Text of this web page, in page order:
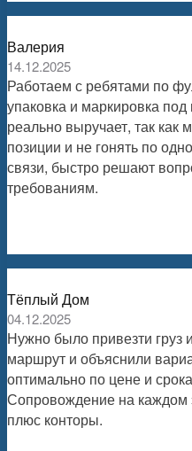
Валерия
14.12.2025
Работаем с ребятами по
упаковка и маркировка
реально выручает, так как
позиции и не гонять по
связи, быстро решают
требованиям.
Тёплый Дом
04.12.2025
Нужно было привезти груз
маршрут и объяснили
оптимально по цене и
Сопровождение на каждом
плюс конторы.